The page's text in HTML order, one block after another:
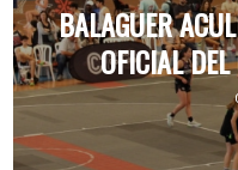
BALAGUER
OFICIAL